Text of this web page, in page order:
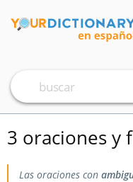
3 oraciones y
Las oraciones con